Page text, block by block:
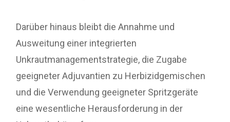
Darüber hinaus bleibt die Annahme und
Ausweitung einer integrierten
Unkrautmanagementstrategie, die Zugabe
geeigneter Adjuvantien zu Herbizidgemischen
und die Verwendung geeigneter Spritzgeräte
eine wesentliche Herausforderung in der